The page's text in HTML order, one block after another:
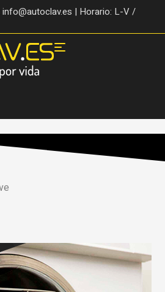
info@autoclav.es | Horario: L-V /